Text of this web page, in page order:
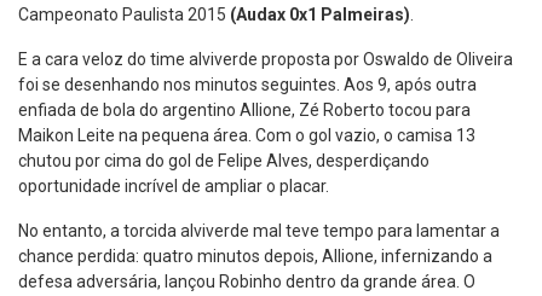
Campeonato Paulista 2015 (Audax 0x1 Palmeiras)
E a cara veloz do time alviverde proposta por Oswaldo de Oliveira
foi se desenhando nos minutos seguintes. Aos 9, após outra
enfiada de bola do argentino Allione, Zé Roberto tocou para
Maikon Leite na pequena área. Com o gol vazio, o camisa 13
chutou por cima do gol de Felipe Alves, desperdiçando
oportunidade incrível de ampliar o placar.
No entanto, a torcida alviverde mal teve tempo para lamentar a
chance perdida: quatro minutos depois, Allione, infernizando a
defesa adversária, lançou Robinho dentro da grande área. O